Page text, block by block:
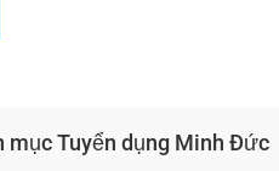
mục Tuyển dụng Minh Đức